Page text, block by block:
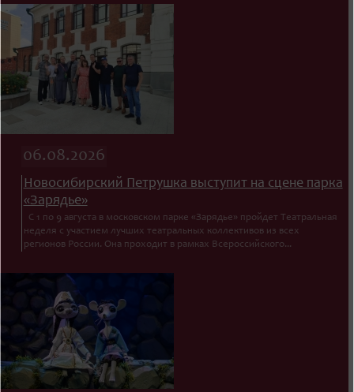
06.08.2026
Новосибирский Петрушка выступит на сцене парка
«Зарядье»
С 1 по 9 августа в московском парке «Зарядье» пройдет Театральная
неделя с участием лучших театральных коллективов из всех
регионов России. Она проходит в рамках Всероссийского...